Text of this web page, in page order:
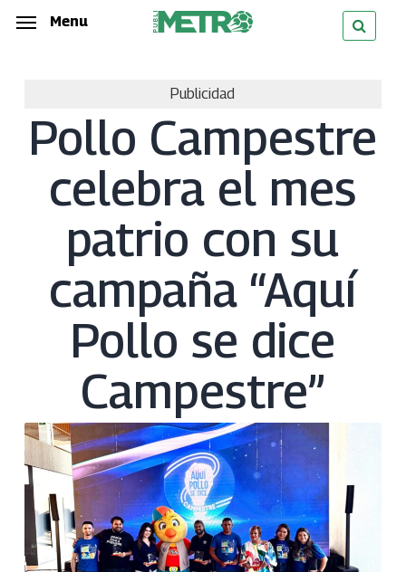
Skip
Menu
Publicidad
Pollo Campestre
celebra el mes
patrio con su
campaña “Aquí
Pollo se dice
Campestre”
Menu